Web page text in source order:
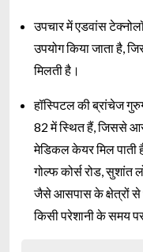
उपचार में एडवांस
उपयोग किया जाता है,
मिलती है।
हॉस्पिटल की ब्रांचेज
82 में स्थित हैं, जिससे
मेडिकल केयर मिल पाती
गोल्फ कोर्स रोड,
जैसे आसपास के क्षेत्रों से
किसी परेशानी के समय